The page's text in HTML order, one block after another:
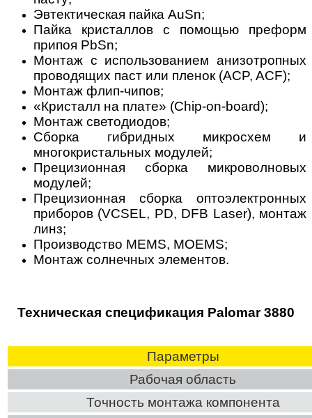
Эвтектическая пайка AuSn;
Пайка кристаллов с помощью преформ
припоя PbSn;
Монтаж с использованием анизотропных
проводящих паст или пленок (ACP, ACF);
Монтаж флип-чипов;
«Кристалл на плате» (Chip-on-board);
Монтаж светодиодов;
Сборка гибридных микросхем и
многокристальных модулей;
Прецизионная сборка микроволновых
модулей;
Прецизионная сборка оптоэлектронных
приборов (VCSEL, PD, DFB Laser), монтаж
линз;
Производство MEMS, MOEMS;
Монтаж солнечных элементов.
Техническая спецификация Palomar 3880
Параметры
Рабочая область
Точность монтажа компонента